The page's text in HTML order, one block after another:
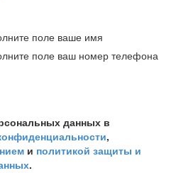
поле ваше имя
поле ваш номер телефона
данных в
,
и политикой защиты и
.